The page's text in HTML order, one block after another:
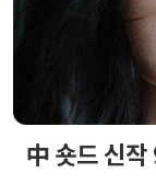
中 숏드 신